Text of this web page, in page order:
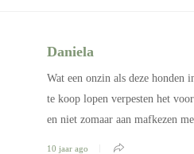
Daniela
Wat een onzin als deze honden
te koop lopen verpesten het
en niet zomaar aan mafkezen
10 jaar ago